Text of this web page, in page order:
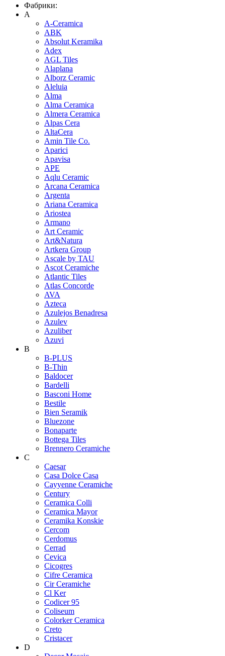
Фабрики:
A
A-Ceramica
ABK
Absolut Keramika
Adex
AGL Tiles
Alaplana
Alborz Ceramic
Aleluia
Alma
Alma Ceramica
Almera Ceramica
Alpas Cera
AltaCera
Amin Tile Co.
Aparici
Apavisa
APE
Aqlu Ceramic
Arcana Ceramica
Argenta
Ariana Ceramica
Ariostea
Armano
Art Ceramic
Art&Natura
Artkera Group
Ascale by TAU
Ascot Ceramiche
Atlantic Tiles
Atlas Concorde
AVA
Azteca
Azulejos Benadresa
Azulev
Azuliber
Azuvi
B
B-PLUS
B-Thin
Baldocer
Bardelli
Basconi Home
Bestile
Bien Seramik
Bluezone
Bonaparte
Bottega Tiles
Brennero Ceramiche
C
Caesar
Casa Dolce Casa
Cayyenne Ceramiche
Century
Ceramica Colli
Ceramica Mayor
Ceramika Konskie
Cercom
Cerdomus
Cerrad
Cevica
Cicogres
Cifre Ceramica
Cir Ceramiche
Cl Ker
Codicer 95
Coliseum
Colorker Ceramica
Creto
Cristacer
D